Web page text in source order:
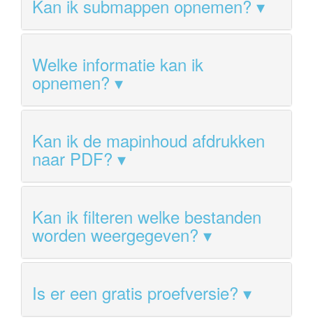
Kan ik submappen opnemen?
Welke informatie kan ik
opnemen?
Kan ik de mapinhoud afdrukken
naar PDF?
Kan ik filteren welke bestanden
worden weergegeven?
Is er een gratis proefversie?